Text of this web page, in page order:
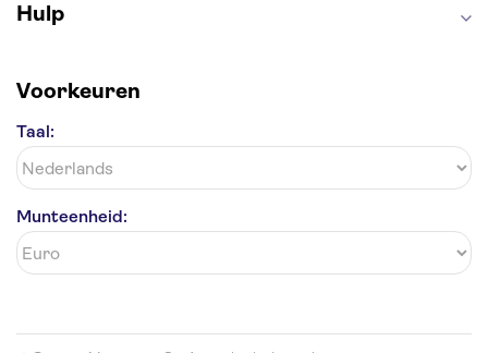
Hulp
Voorkeuren
Taal:
Munteenheid: